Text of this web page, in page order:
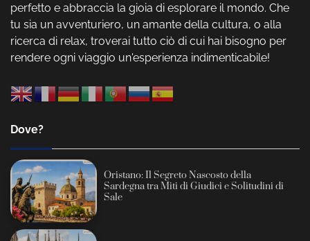
perfetto e abbraccia la gioia di esplorare il mondo. Che
tu sia un avventuriero, un amante della cultura, o alla
ricerca di relax, troverai tutto ciò di cui hai bisogno per
rendere ogni viaggio un'esperienza indimenticabile!
Dove?
Oristano: Il Segreto Nascosto della
Sardegna tra Miti di Giudici e Solitudini di
Sale